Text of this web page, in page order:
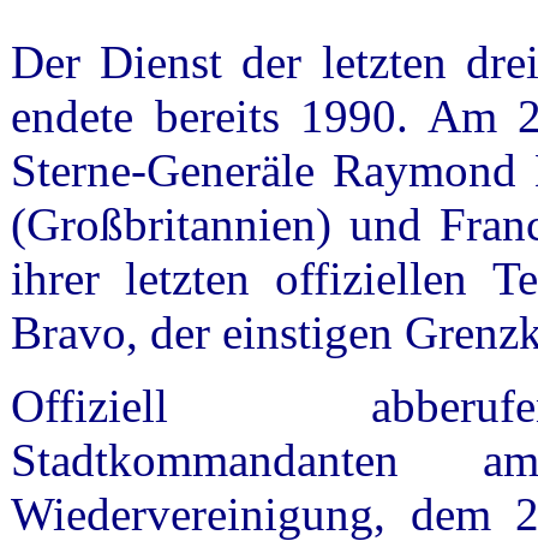
Der Dienst der letzten
endete bereits 1990. Am
Sterne-Generäle
(Großbritannien) und
ihrer letzten offiziellen
Bravo, der einstigen
Offiziell
Wiedervereinigung, dem